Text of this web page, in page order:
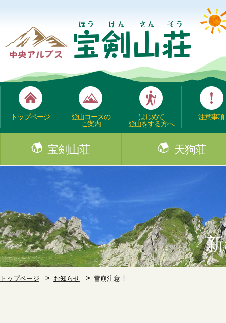
トップページ
登山コースの
ご案内
はじめて
登山をする方へ
注意事項
宝剣山荘 天狗荘
トップページ お知らせ 雪崩注意